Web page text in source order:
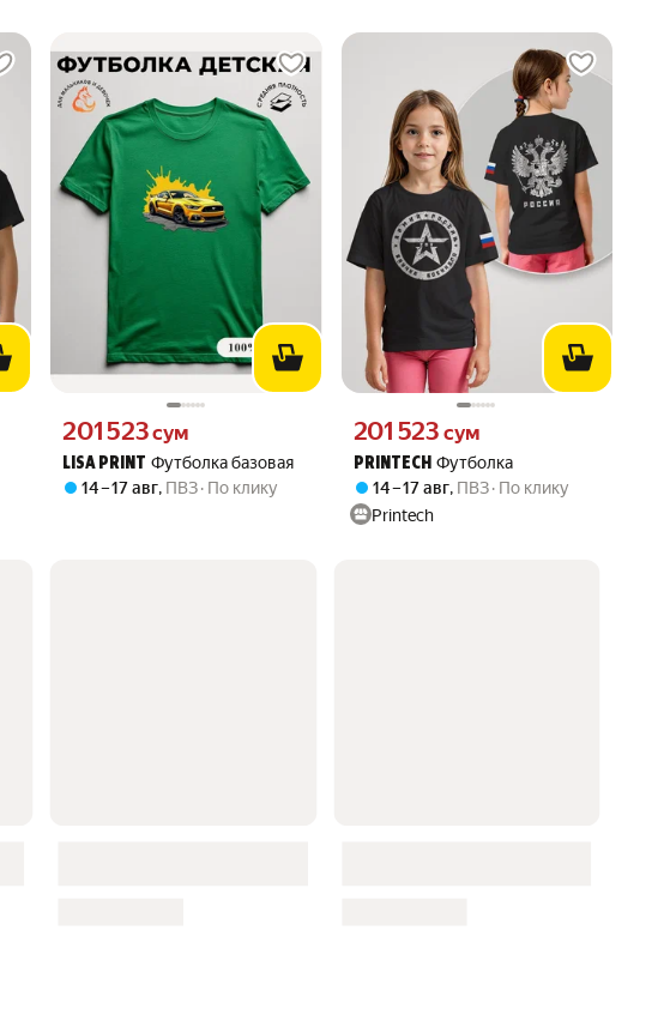
LISA PRINT Футболка базовая
Цена 201523 сум вместо
201 523сум
14 – 17 авг, ПВЗ По клику
PRINTECH Футболка
Цена 201523 сум вместо
201 523 сум
14 – 17 авг, ПВЗ По клику
Printech